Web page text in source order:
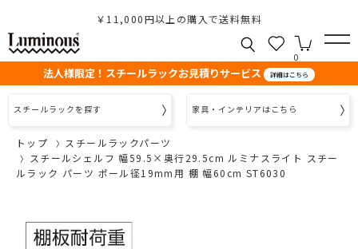
￥11,000円以上の購入で送料無料
0
法人様限定！スチールラックお見積りサービス 詳細はこちら
スチールラックを探す 家具・インテリアはこちら
トップ
スチールラックパーツ
スチールシェルフ 幅59.5×奥行29.5cm ルミナスライト スチー
ルラック パーツ ポール径19mm用 棚 幅60cm ST6030